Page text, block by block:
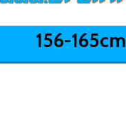
156-165cm